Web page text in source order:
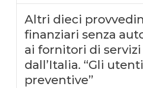
Altri dieci
finanziari senza
ai fornitori di
dall’Italia. “Gli
preventive”